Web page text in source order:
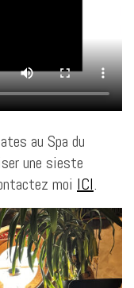
au Spa du
une sieste
moi ICI.